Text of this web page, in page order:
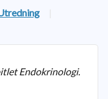
|
Endokrinologi.